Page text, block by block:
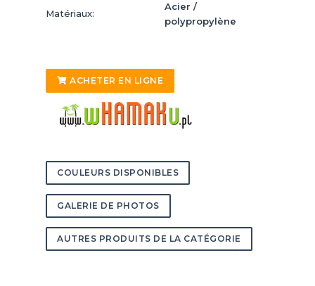
Matériaux:
Acier /
polypropylène
ACHETER EN LIGNE
COULEURS DISPONIBLES
GALERIE DE PHOTOS
AUTRES PRODUITS DE LA CATÉGORIE